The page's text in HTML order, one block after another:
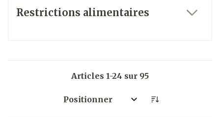
Restrictions alimentaires
Articles 1-24 sur 95
Trier par: